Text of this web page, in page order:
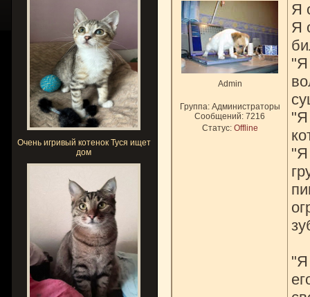
Очень игривый котенок Туся ищет
дом
Admin
Группа: Администраторы
Сообщений: 7216
Статус: Offline
Я
Я
"Я
"Я
"Я
"Я